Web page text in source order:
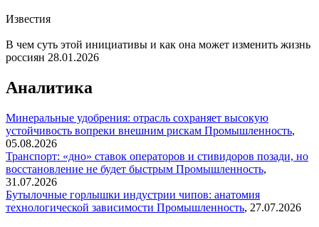
Известия
В чем суть этой инициативы и как она может изменить жизнь
россиян 28.01.2026
Аналитика
Минеральные удобрения: отрасль сохраняет высокую
устойчивость вопреки внешним рискам Промышленность,
05.08.2026
Транспорт: «дно» ставок операторов и стивидоров позади, но
восстановление не будет быстрым Промышленность,
31.07.2026
Бутылочные горлышки индустрии чипов: анатомия
технологической зависимости Промышленность, 27.07.2026